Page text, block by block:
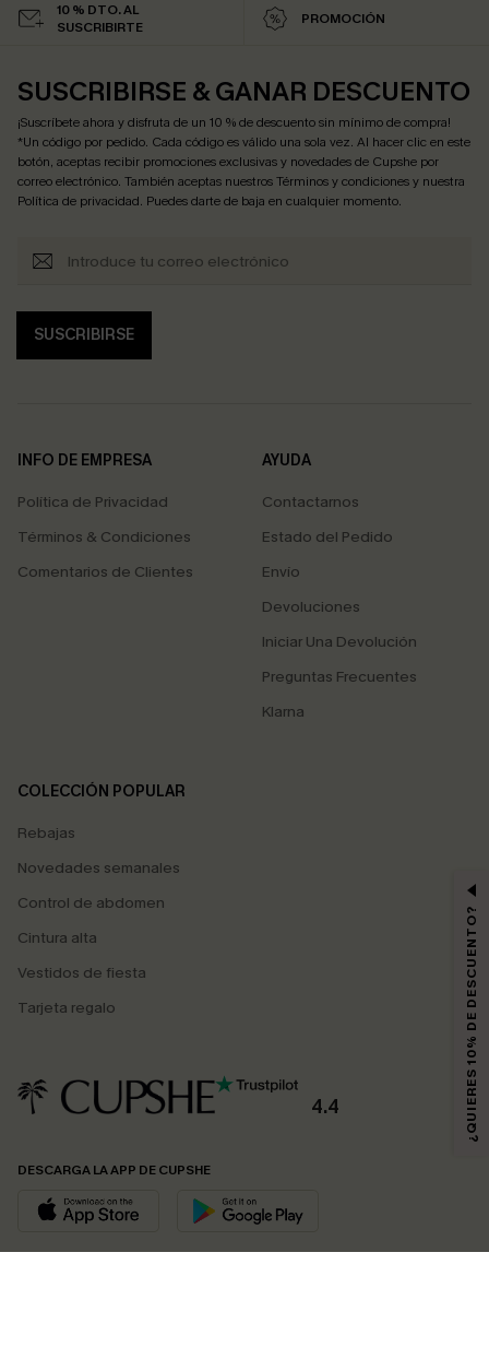
10 % DTO. AL
SUSCRIBIRTE
PROMOCIÓN
SUSCRIBIRSE & GANAR DESCUENTO
¡Suscríbete ahora y disfruta de un 10 % de descuento sin mínimo de compra!
*Un código por pedido. Cada código es válido una sola vez. Al hacer clic en este
botón, aceptas recibir promociones exclusivas y novedades de Cupshe por
correo electrónico. También aceptas nuestrosTérminos y condicionesy nuestra
Política de privacidad. Puedes darte de baja en cualquier momento.
SUSCRIBIRSE
INFO DE EMPRESA
Política de Privacidad
Términos & Condiciones
Comentarios de Clientes
AYUDA
Contactarnos
Estado del Pedido
Envío
Devoluciones
Iniciar Una Devolución
Preguntas Frecuentes
Klarna
COLECCIÓN POPULAR
Rebajas
Novedades semanales
Control de abdomen
Cintura alta
Vestidos de fiesta
Tarjeta regalo
4.4
DESCARGA LA APP DE CUPSHE
¿QUIERES 10% DE DESCUENTO?